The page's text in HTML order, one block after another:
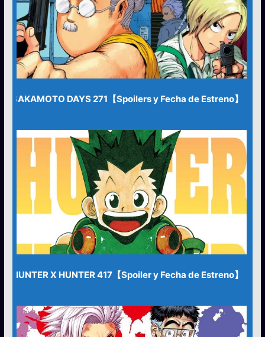
SAKAMOTO DAYS 271【Spoilers y Fecha de Estreno】
HUNTER X HUNTER 417【Spoiler y Fecha de Estreno】